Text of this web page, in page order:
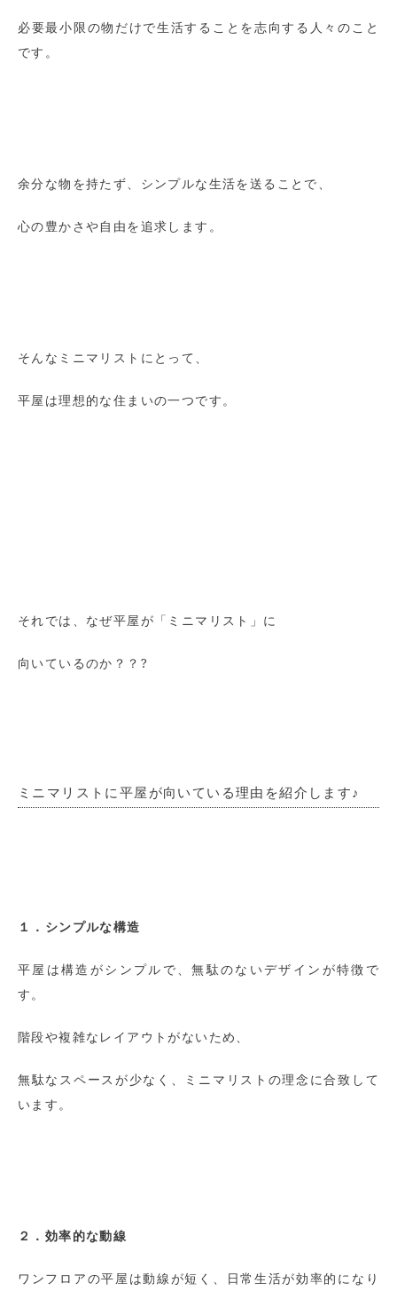
必要最小限の物だけで生活することを志向する人々のこと
です。
余分な物を持たず、シンプルな生活を送ることで、
心の豊かさや自由を追求します。
そんなミニマリストにとって、
平屋は理想的な住まいの一つです。
それでは、なぜ平屋が「ミニマリスト」に
向いているのか？？?
ミニマリストに平屋が向いている理由を紹介します♪
１．シンプルな構造
平屋は構造がシンプルで、無駄のないデザインが特徴で
す。
階段や複雑なレイアウトがないため、
無駄なスペースが少なく、ミニマリストの理念に合致して
います。
２．効率的な動線
ワンフロアの平屋は動線が短く、日常生活が効率的になり